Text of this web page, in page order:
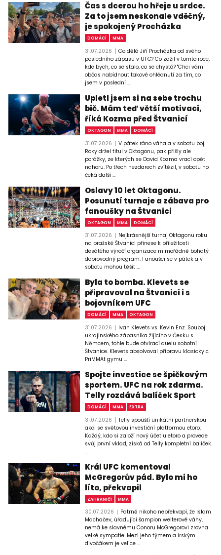
Čas s dcerou ho hřeje u srdce.
Za to jsem neskonale vděčný,
je spokojený Procházka
DOMÁCÍ MMA
31.07.2026
Co dělá Jiří Procházka od svého
posledního zápasu v UFC? Co zažil v tomto roce,
kde bych, co se stalo, co se chystá? "Chci vám
občas nabídnout takové ohlédnutí za tím, co
jsem v poslední ...
Upletl jsem si na sebe trochu
bič. Mám teď větší motivaci,
říká Kozma před Štvanicí
OKTAGON MMA DOMÁCÍ
31.07.2026
V pátek ráno váha a v sobotu boj.
Roky držel titul v Oktagonu, pak přišly ale
porážky, ze kterých se David Kozma vrací opět
nahoru. Po třech nezdarech zvítězil, v sobotu ho
čeká další ...
Oslavy 10 let Oktagonu.
Posunutí turnaje a zábava pro
fanoušky na Štvanici
OKTAGON MMA DOMÁCÍ
31.07.2026
Nejkrásnější turnaj Oktagonu roku
na pražské Štvanici přinese k příležitosti
desátého výročí organizace mimořádně bohatý
doprovodný program. Fanoušci se v pátek a v
sobotu mohou těšit ...
Byla to bomba. Klevets se
připravoval na Štvanici i s
bojovníkem UFC
DOMÁCÍ MMA OKTAGON
31.07.2026
Ivan Klevets vs. Kevin Enz. Souboj
ukrajinského zápasníka žijícího v Česku s
Němcem, tohle bude otvírací duelu sobotní
Štvanice. Klevets absolvoval přípravu klasicky c
PriMMAt gymu ...
Spojte investice se špičkovým
sportem. UFC na rok zdarma.
Telly rozdává balíček Sport
DOMÁCÍ MMA EXTRA
31.07.2026
Telly spouští unikátní partnerskou
akci se světovou investiční platformou etoro.
Každý, kdo si založí nový účet u etoro a provede
svůj první vklad, získá od Telly kompletní balíček
...
Král UFC komentoval
McGregorův pád. Bylo mi ho
líto, překvapil
ZAHRANIČÍ MMA
30.07.2026
Patrně nikoho nepřekvapí, že Islam
Machačev, úřadující šampion welterové váhy,
nemá ke slavnému Conoru McGregorovi zrovna
velké sympatie. Mezi jeho týmem a irským
divočákem je velice ...